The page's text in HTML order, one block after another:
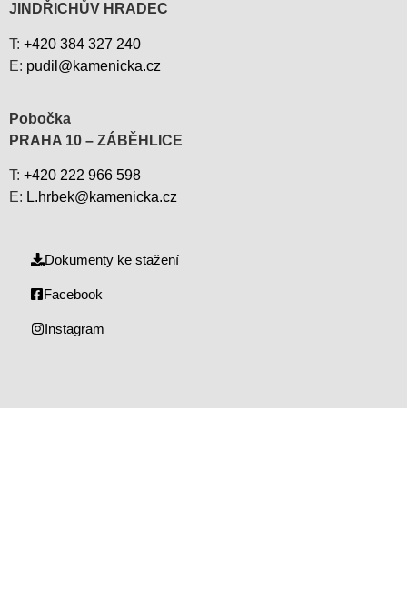
JINDŘICHŮV HRADEC
T: +420 384 327 240
E: pudil@kamenicka.cz
Pobočka
PRAHA 10 – ZÁBĚHLICE
T: +420 222 966 598
E: L.hrbek@kamenicka.cz
Dokumenty ke stažení
Facebook
Instagram